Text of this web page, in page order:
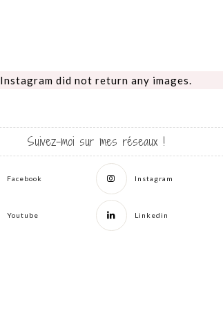
Instagram did not return any images.
Suivez-moi sur mes réseaux !
Facebook Instagram
Youtube Linkedin